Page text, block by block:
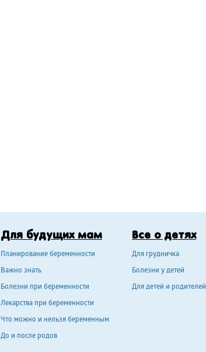
Для будущих мам
Планирование беременности
Важно знать
Болезни при беременности
Лекарства при беременности
Что можно и нельзя беременным
До и после родов
Все о детях
Для грудничка
Болезни у детей
Для детей и родителей